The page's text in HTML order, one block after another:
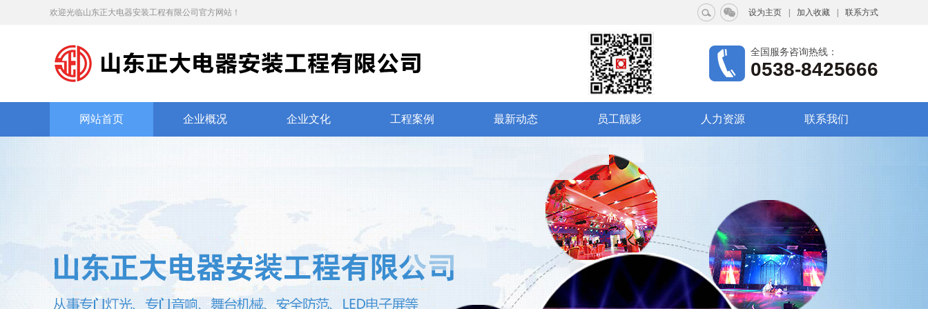
欢迎光临山东正大电器安装工程有限公司官方网站！ 设为主页 加入收藏 联系方式
全国服务咨询热线：
0538-8425666
网站首页 企业概况 企业文化 工程案例 最新动态 员工靓影 人力资源 联系我们